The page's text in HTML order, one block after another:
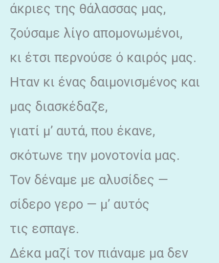
άκριες της θάλασσας μας,
ζούσαμε λίγο απομονωμένοι,
κι έτσι περνούσε ό καιρός μας.
Hταν κι ένας δαιμονισμένος και
μας διασκέδαζε,
γιατί μ’ αυτά, που έκανε,
σκότωνε την μονοτονία μας.
Τον δέναμε με αλυσίδες —
σίδερο γερο — μ’ αυτός
τις εσπαγε.
Δέκα μαζί τον πιάναμε μα δεν